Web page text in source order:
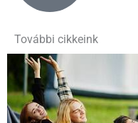
További cikkeink